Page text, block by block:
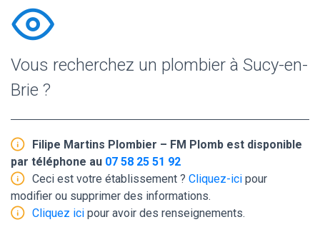
Vous recherchez un plombier à Sucy-en-
Brie ?
Filipe Martins Plombier – FM Plomb est disponible
par téléphone au 07 58 25 51 92
Ceci est votre établissement ? Cliquez-ici pour
modifier ou supprimer des informations.
Cliquez ici pour avoir des renseignements.